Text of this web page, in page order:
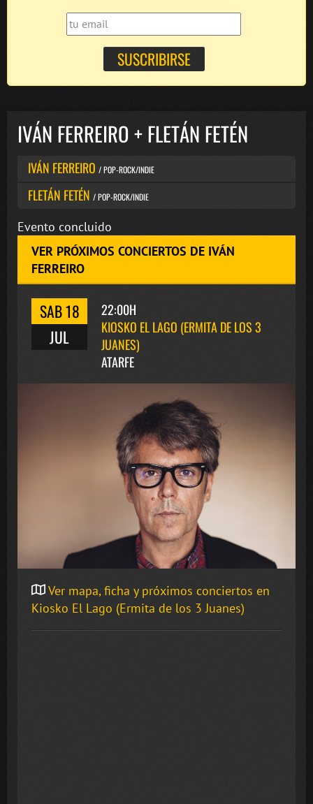
IVÁN FERREIRO + FLETÁN FETÉN
IVÁN FERREIRO / POP-ROCK/INDIE
FLETÁN FETÉN / POP-ROCK/INDIE
Evento concluido
VER PRÓXIMOS CONCIERTOS DE IVÁN
FERREIRO
SAB 18
JUL
22:00H
KIOSKO EL LAGO (ERMITA DE LOS 3
JUANES)
ATARFE
Ver mapa, ficha y próximos conciertos en
Kiosko El Lago (Ermita de los 3 Juanes)